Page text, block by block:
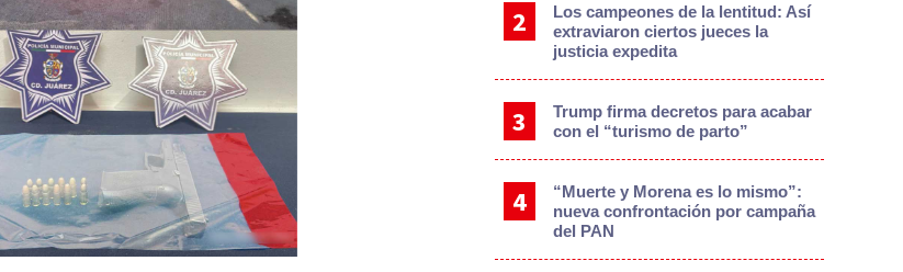
Los campeones de la lentitud: Así
extraviaron ciertos jueces la
justicia expedita
Trump firma decretos para acabar
con el “turismo de parto”
“Muerte y Morena es lo mismo”:
nueva confrontación por campaña
del PAN